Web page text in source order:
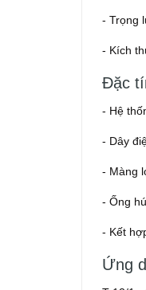
- Trọng
- Kích
Đặc
- Hệ
- Dây
- Màng
- Ống
- Kết
Ứng